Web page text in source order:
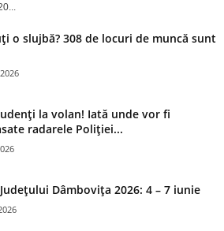
o slujbă? 308 de locuri de muncă sunt
la volan! Iată unde vor fi
radarele Poliției...
Dâmbovița 2026: 4 – 7 iunie